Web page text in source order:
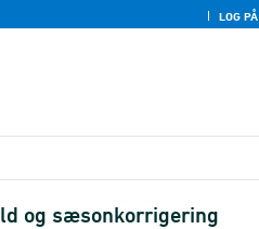
LOG PÅ
og sæsonkorrigering